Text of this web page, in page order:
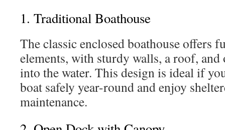
1. Traditional Boathouse
The classic enclosed boathouse offers
elements, with sturdy walls, a roof,
into the water. This design is ideal if
boat safely year-round and enjoy
maintenance.